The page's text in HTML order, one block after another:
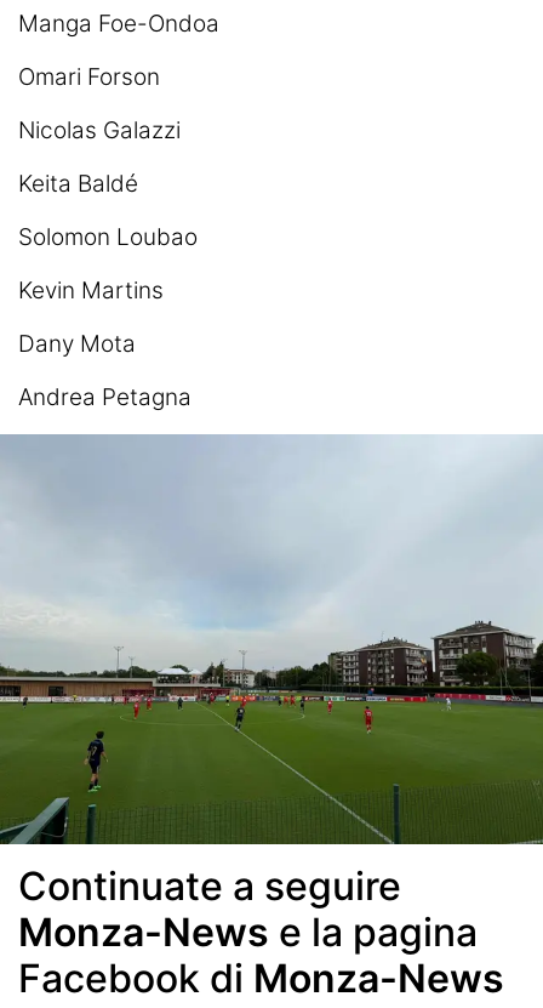
Manga Foe-Ondoa
Omari Forson
Nicolas Galazzi
Keita Baldé
Solomon Loubao
Kevin Martins
Dany Mota
Andrea Petagna
Continuate a seguire
Monza-News e la pagina
Facebook di Monza-News